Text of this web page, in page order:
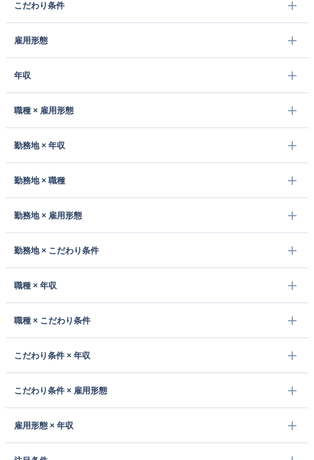
こだわり条件
雇用形態
年収
職種 × 雇用形態
勤務地 × 年収
勤務地 × 職種
勤務地 × 雇用形態
勤務地 × こだわり条件
職種 × 年収
職種 × こだわり条件
こだわり条件 × 年収
こだわり条件 × 雇用形態
雇用形態 × 年収